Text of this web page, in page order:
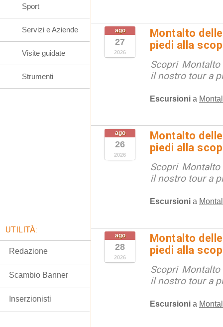
ago
27
2026
Montalto
piedi alla
Scopri
il nostro tour a
Escursioni a
ago
26
2026
Montalto
piedi alla
Scopri
il nostro tour a
Escursioni a
ago
28
2026
Montalto
piedi alla
Scopri
il nostro tour a
Escursioni a
Sport
Servizi e Aziende
Visite guidate
Strumenti
UTILITÀ:
Redazione
Scambio Banner
Inserzionisti